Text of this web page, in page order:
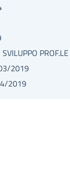
PROF.LE
2019
2019